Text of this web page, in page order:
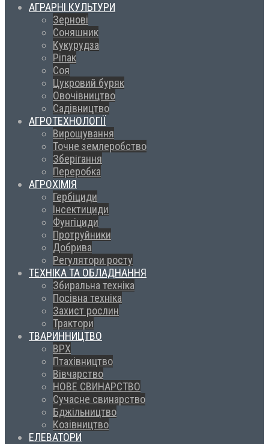
АГРАРНІ КУЛЬТУРИ
Зернові
Соняшник
Кукурудза
Ріпак
Соя
Цукровий буряк
Овочівництво
Садівництво
АГРОТЕХНОЛОГІЇ
Вирощування
Точне землеробство
Зберігання
Переробка
АГРОХІМІЯ
Гербіциди
Інсектициди
Фунгіциди
Протруйники
Добрива
Регулятори росту
ТЕХНІКА ТА ОБЛАДНАННЯ
Збиральна техніка
Посівна техніка
Захист рослин
Трактори
ТВАРИННИЦТВО
ВРХ
Птахівництво
Вівчарство
НОВЕ СВИНАРСТВО
Сучасне свинарство
Бджільництво
Козівництво
ЕЛЕВАТОРИ